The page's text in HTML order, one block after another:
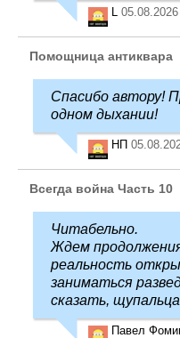
05.08.2026
Помощница антиквара
Спасибо автору!
одном дыхании!
НП
Всегда война Часть 10
Читабельно.
Ждем
реальность
заниматься
сказать,
Павел